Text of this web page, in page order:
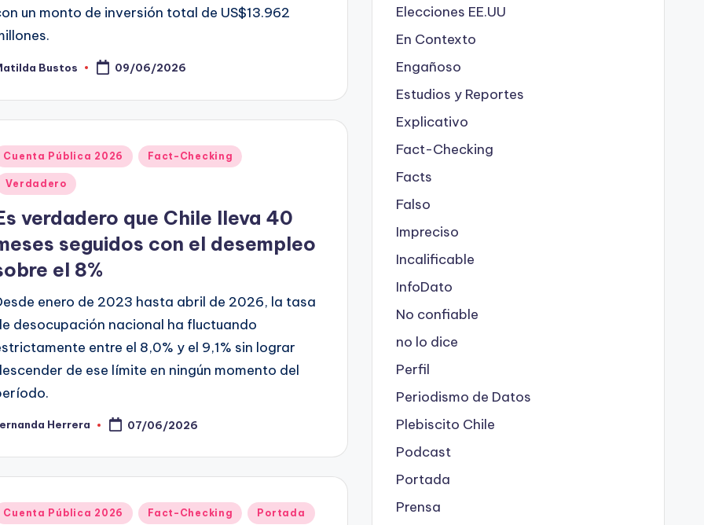
un monto de inversión total de US$13.962
Bustos 09/06/2026
Cuenta Pública 2026 Fact-Checking
Verdadero
verdadero que Chile lleva 40
seguidos con el desempleo
el 8%
enero de 2023 hasta abril de 2026, la tasa
desocupación nacional ha fluctuando
entre el 8,0% y el 9,1% sin lograr
de ese límite en ningún momento del
Herrera 07/06/2026
Cuenta Pública 2026 Fact-Checking Portada
Elecciones EE.UU
En Contexto
Engañoso
Estudios y Reportes
Explicativo
Fact-Checking
Facts
Falso
Impreciso
Incalificable
InfoDato
No confiable
no lo dice
Perfil
Periodismo de Datos
Plebiscito Chile
Podcast
Portada
Prensa